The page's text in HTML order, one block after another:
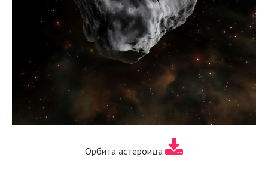
Орбита астероида